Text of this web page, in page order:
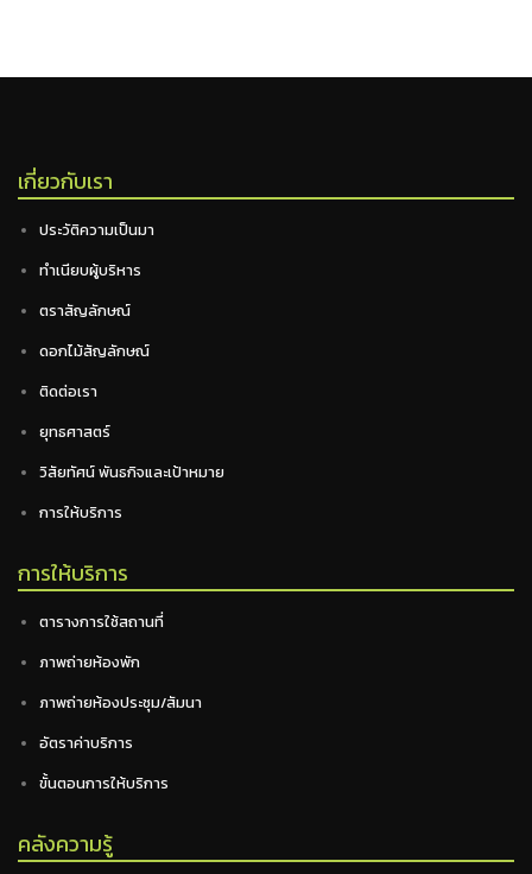
เกี่ยวกับเรา
ประวัติความเป็นมา
ทำเนียบผู้บริหาร
ตราสัญลักษณ์
ดอกไม้สัญลักษณ์
ติดต่อเรา
ยุทธศาสตร์
วิสัยทัศน์ พันธกิจและเป้าหมาย
การให้บริการ
การให้บริการ
ตารางการใช้สถานที่
ภาพถ่ายห้องพัก
ภาพถ่ายห้องประชุม/สัมนา
อัตราค่าบริการ
ขั้นตอนการให้บริการ
คลังความรู้